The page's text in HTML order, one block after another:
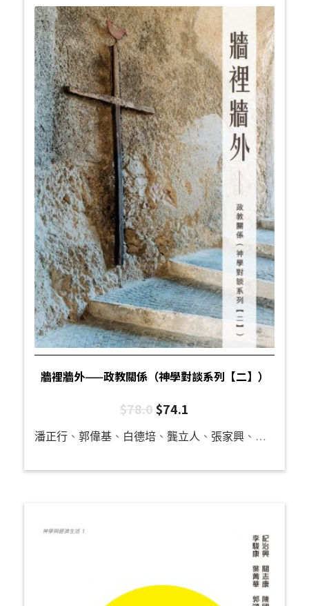
牆裡牆外——政教關係（神學對談系列【二】）
$78.0$74.1
潘正行 、 郭偉基 、 白德培 、 龔立人 、 張家興 、 羅秉祥